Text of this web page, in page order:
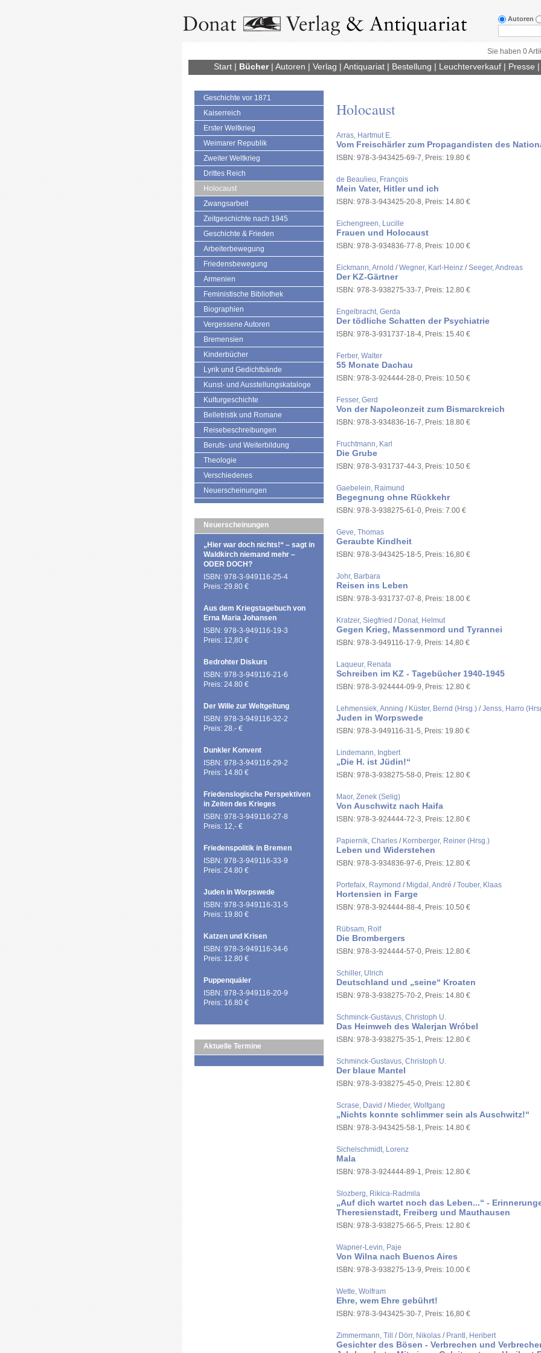
Autoren
Sie haben 0
Start| Bücher| Autoren | Verlag | Antiquariat| Bestellung | Leuchterverkauf| Presse
Geschichte vor 1871
Kaiserreich
Erster Weltkrieg
Weimarer Republik
Zweiter Weltkrieg
Drittes Reich
Holocaust
Zwangsarbeit
Zeitgeschichte nach 1945
Geschichte & Frieden
Arbeiterbewegung
Friedensbewegung
Armenien
Feministische Bibliothek
Biographien
Vergessene Autoren
Bremensien
Kinderbücher
Lyrik und Gedichtbände
Kunst- und Ausstellungskataloge
Kulturgeschichte
Belletristik und Romane
Reisebeschreibungen
Berufs- und Weiterbildung
Theologie
Verschiedenes
Neuerscheinungen
Neuerscheinungen
„Hier war doch nichts!“ – sagt in
Waldkirch niemand mehr –
ODER DOCH?
ISBN: 978-3-949116-25-4
Preis: 29.80 €
Aus dem Kriegstagebuch von
Erna Maria Johansen
ISBN: 978-3-949116-19-3
Preis: 12,80 €
Bedrohter Diskurs
ISBN: 978-3-949116-21-6
Preis: 24.80 €
Der Wille zur Weltgeltung
ISBN: 978-3-949116-32-2
Preis: 28.- €
Dunkler Konvent
ISBN: 978-3-949116-29-2
Preis: 14.80 €
Friedenslogische Perspektiven
in Zeiten des Krieges
ISBN: 978-3-949116-27-8
Preis: 12,- €
Friedenspolitik in Bremen
ISBN: 978-3-949116-33-9
Preis: 24.80 €
Juden in Worpswede
ISBN: 978-3-949116-31-5
Preis: 19.80 €
Katzen und Krisen
ISBN: 978-3-949116-34-6
Preis: 12.80 €
Puppenquäler
ISBN: 978-3-949116-20-9
Preis: 16.80 €
Aktuelle Termine
Holocaust
Arras, Hartmut E.
Vom Freischärler zum Propagandisten des
ISBN: 978-3-943425-69-7, Preis: 19.80 €
de Beaulieu, François
Mein Vater, Hitler und ich
ISBN: 978-3-943425-20-8, Preis: 14.80 €
Eichengreen, Lucille
Frauen und Holocaust
ISBN: 978-3-934836-77-8, Preis: 10.00 €
Eickmann, Arnold /Wegner, Karl-Heinz /Seeger, Andreas
Der KZ-Gärtner
ISBN: 978-3-938275-33-7, Preis: 12.80 €
Engelbracht, Gerda
Der tödliche Schatten der Psychiatrie
ISBN: 978-3-931737-18-4, Preis: 15.40 €
Ferber, Walter
55 Monate Dachau
ISBN: 978-3-924444-28-0, Preis: 10.50 €
Fesser, Gerd
Von der Napoleonzeit zum Bismarckreich
ISBN: 978-3-934836-16-7, Preis: 18.80 €
Fruchtmann, Karl
Die Grube
ISBN: 978-3-931737-44-3, Preis: 10.50 €
Gaebelein, Raimund
Begegnung ohne Rückkehr
ISBN: 978-3-938275-61-0, Preis: 7.00 €
Geve, Thomas
Geraubte Kindheit
ISBN: 978-3-943425-18-5, Preis: 16,80 €
Johr, Barbara
Reisen ins Leben
ISBN: 978-3-931737-07-8, Preis: 18.00 €
Kratzer, Siegfried / Donat, Helmut
Gegen Krieg, Massenmord und Tyrannei
ISBN: 978-3-949116-17-9, Preis: 14,80 €
Laqueur, Renata
Schreiben im KZ - Tagebücher 1940-1945
ISBN: 978-3-924444-09-9, Preis: 12.80 €
Lehmensiek, Anning / Küster, Bernd (Hrsg.) /Jenss, Harro
Juden in Worpswede
ISBN: 978-3-949116-31-5, Preis: 19.80 €
Lindemann, Ingbert
„Die H. ist Jüdin!“
ISBN: 978-3-938275-58-0, Preis: 12.80 €
Maor, Zenek (Selig)
Von Auschwitz nach Haifa
ISBN: 978-3-924444-72-3, Preis: 12.80 €
Papiernik, Charles / Kornberger, Reiner (Hrsg.)
Leben und Widerstehen
ISBN: 978-3-934836-97-6, Preis: 12.80 €
Portefaix, Raymond / Migdal, André /Touber, Klaas
Hortensien in Farge
ISBN: 978-3-924444-88-4, Preis: 10.50 €
Rübsam, Rolf
Die Brombergers
ISBN: 978-3-924444-57-0, Preis: 12.80 €
Schiller, Ulrich
Deutschland und „seine“ Kroaten
ISBN: 978-3-938275-70-2, Preis: 14.80 €
Schminck-Gustavus, Christoph U.
Das Heimweh des Walerjan Wróbel
ISBN: 978-3-938275-35-1, Preis: 12.80 €
Schminck-Gustavus, Christoph U.
Der blaue Mantel
ISBN: 978-3-938275-45-0, Preis: 12.80 €
Scrase, David / Mieder, Wolfgang
„Nichts konnte schlimmer sein als Auschwitz!“
ISBN: 978-3-943425-58-1, Preis: 14.80 €
Sichelschmidt, Lorenz
Mala
ISBN: 978-3-924444-89-1, Preis: 12.80 €
Slozberg, Rikica-Radmila
„Auf dich wartet noch das Leben...“ -
Theresienstadt, Freiberg und Mauthausen
ISBN: 978-3-938275-66-5, Preis: 12.80 €
Wapner-Levin, Paje
Von Wilna nach Buenos Aires
ISBN: 978-3-938275-13-9, Preis: 10.00 €
Wette, Wolfram
Ehre, wem Ehre gebührt!
ISBN: 978-3-943425-30-7, Preis: 16,80 €
Zimmermann, Till / Dörr, Nikolas / Prantl, Heribert
Gesichter des Bösen - Verbrechen und